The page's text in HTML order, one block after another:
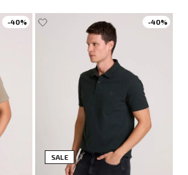
-40% -40%
SALE